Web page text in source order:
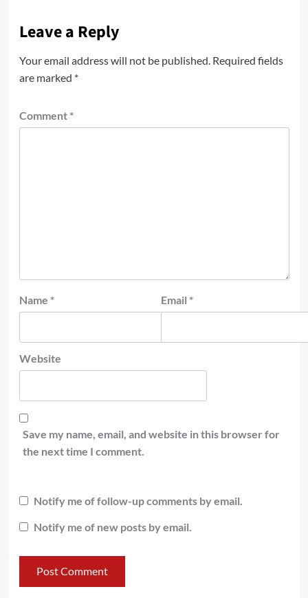
Leave a Reply
Your email address will not be published. Required fields
are marked *
Comment *
Name * Email *
Website
Save my name, email, and website in this browser for
the next time I comment.
Notify me of follow-up comments by email.
Notify me of new posts by email.